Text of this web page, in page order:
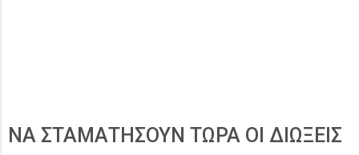
ΝΑ ΣΤΑΜΑΤΗΣΟΥΝ ΤΩΡΑ ΟΙ ΔΙΩΞΕΙΣ